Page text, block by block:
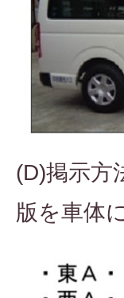
(D)掲示方
版を車体